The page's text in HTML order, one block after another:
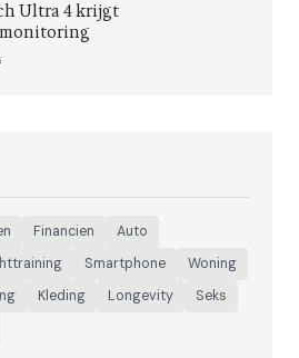
Ultra 4 krijgt
Financien
Auto
Smartphone
Woning
Kleding Longevity
Seks